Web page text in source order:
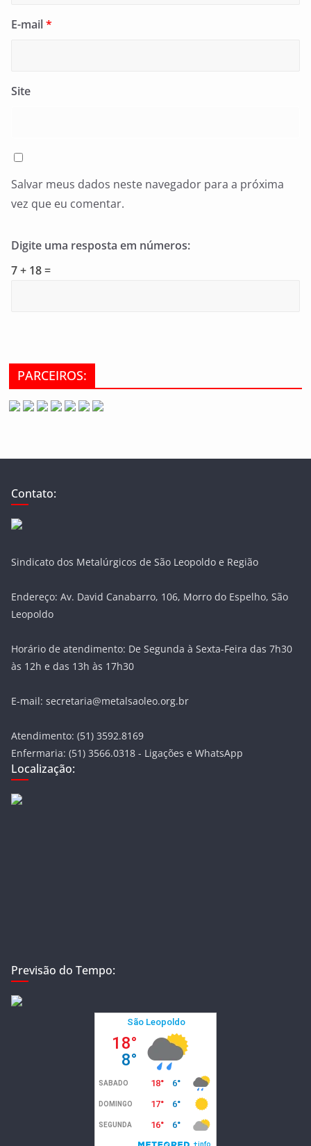
E-mail*
Site
Salvar meus dados neste navegador para a próxima
vez que eu comentar.
Digite uma resposta em números:
7 + 18 =
PARCEIROS:
Contato:
Sindicato dos Metalúrgicos de São Leopoldo e Região
Endereço: Av. David Canabarro, 106, Morro do Espelho, São
Leopoldo
Horário de atendimento: De Segunda à Sexta-Feira das 7h30
às 12h e das 13h às 17h30
E-mail: secretaria@metalsaoleo.org.br
Atendimento: (51) 3592.8169
Enfermaria: (51) 3566.0318 - Ligações e WhatsApp
Localização:
Previsão do Tempo: